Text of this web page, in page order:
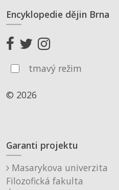
Encyklopedie dějin Brna
tmavý režim
© 2026
Garanti projektu
Masarykova univerzita
Filozofická fakulta